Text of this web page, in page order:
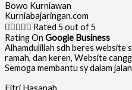
Bowo Kurniawan
Kurniabajaringan.com
 Rated 5 out of 5
Rating On Google Business
Alhamdulillah sdh beres website
ramah, dan keren, Website
Semoga membantu sy dalam
Fitri Hasanah